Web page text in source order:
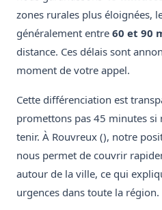
zones rurales plus éloignées,
généralement entre 60 et 90
distance. Ces délais sont
moment de votre appel.
Cette différenciation est
promettons pas 45 minutes si
tenir. À Rouvreux (), notre
nous permet de couvrir
autour de la ville, ce qui
urgences dans toute la région.